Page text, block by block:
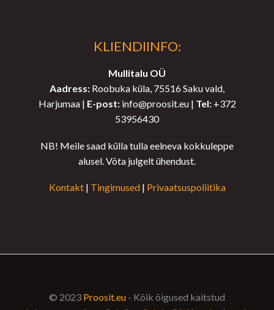
KLIENDIINFO:
Mullitalu OÜ
Aadress: Roobuka küla, 75516 Saku vald,
Harjumaa | E-post:info@proosit.eu | Tel:+372
53956430
NB! Meile saad külla tulla eelneva kokkuleppe
alusel. Võta julgelt ühendust.
Kontakt| Tingimused| Privaatsuspoliitika
© 2023 Proosit.eu - Kõik õigused kaitstud